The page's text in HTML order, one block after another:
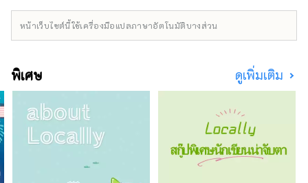
หน้าเว็บไซต์นี้ใช้เครื่องมือแปลภาษาอัตโนมัติบางส่วน
พิเศษ ดูเพิ่มเติม